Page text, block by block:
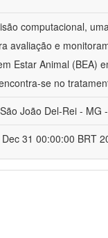
computacional,
avaliação e
Estar Animal (BEA)
se no
João Del-Rei - MG
31 00:00:00 BRT